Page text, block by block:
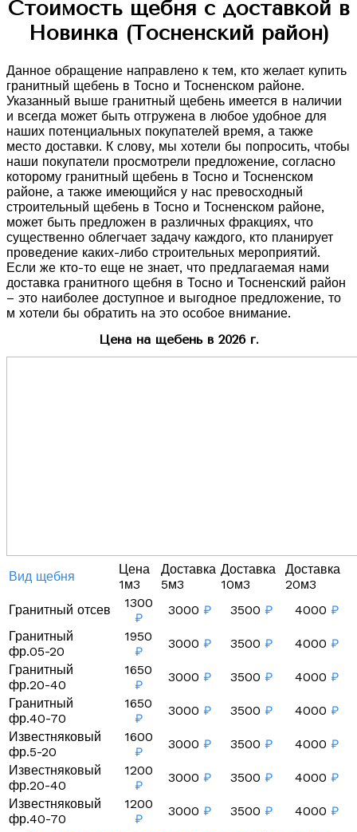
Стоимость щебня с доставкой в
Новинка (Тосненский район)
Данное обращение направлено к тем, кто желает купить
гранитный щебень в Тосно и Тосненском районе.
Указанный выше гранитный щебень имеется в наличии
и всегда может быть отгружена в любое удобное для
наших потенциальных покупателей время, а также
место доставки. К слову, мы хотели бы попросить, чтобы
наши покупатели просмотрели предложение, согласно
которому гранитный щебень в Тосно и Тосненском
районе, а также имеющийся у нас превосходный
строительный щебень в Тосно и Тосненском районе,
может быть предложен в различных фракциях, что
существенно облегчает задачу каждого, кто планирует
проведение каких-либо строительных мероприятий.
Если же кто-то еще не знает, что предлагаемая нами
доставка гранитного щебня в Тосно и Тосненский район
– это наиболее доступное и выгодное предложение, то
м хотели бы обратить на это особое внимание.
Цена на щебень в 2026 г.
Вид щебня
Цена
1м3
Доставка
5м3
Доставка
10м3
Доставка
20м3
Гранитный отсев
1300
₽
3000 ₽ 3500 ₽ 4000 ₽
Гранитный
фр.05-20
1950
₽
3000 ₽ 3500 ₽ 4000 ₽
Гранитный
фр.20-40
1650
₽
3000 ₽ 3500 ₽ 4000 ₽
Гранитный
фр.40-70
1650
₽
3000 ₽ 3500 ₽ 4000 ₽
Известняковый
фр.5-20
1600
₽
3000 ₽ 3500 ₽ 4000 ₽
Известняковый
фр.20-40
1200
₽
3000 ₽ 3500 ₽ 4000 ₽
Известняковый
фр.40-70
1200
₽
3000 ₽ 3500 ₽ 4000 ₽